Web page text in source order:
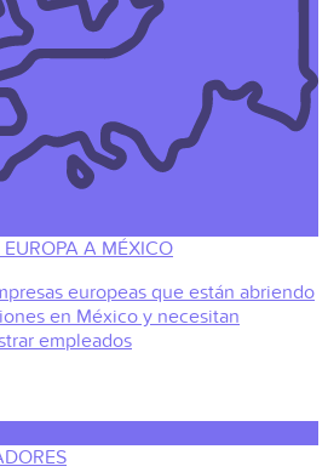
EUROPA A MÉXICO
europeas que están abriendo
en México y necesitan
empleados